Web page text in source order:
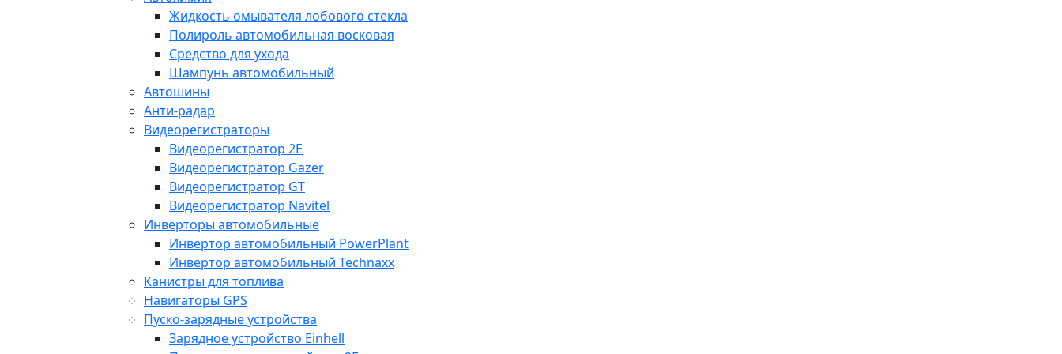
Жидкость омывателя лобового стекла
Полироль автомобильная восковая
Средство для ухода
Шампунь автомобильный
Автошины
Анти-радар
Видеорегистраторы
Видеорегистратор 2E
Видеорегистратор Gazer
Видеорегистратор GT
Видеорегистратор Navitel
Инверторы автомобильные
Инвертор автомобильный PowerPlant
Инвертор автомобильный Technaxx
Канистры для топлива
Навигаторы GPS
Пуско-зарядные устройства
Зарядное устройство Einhell